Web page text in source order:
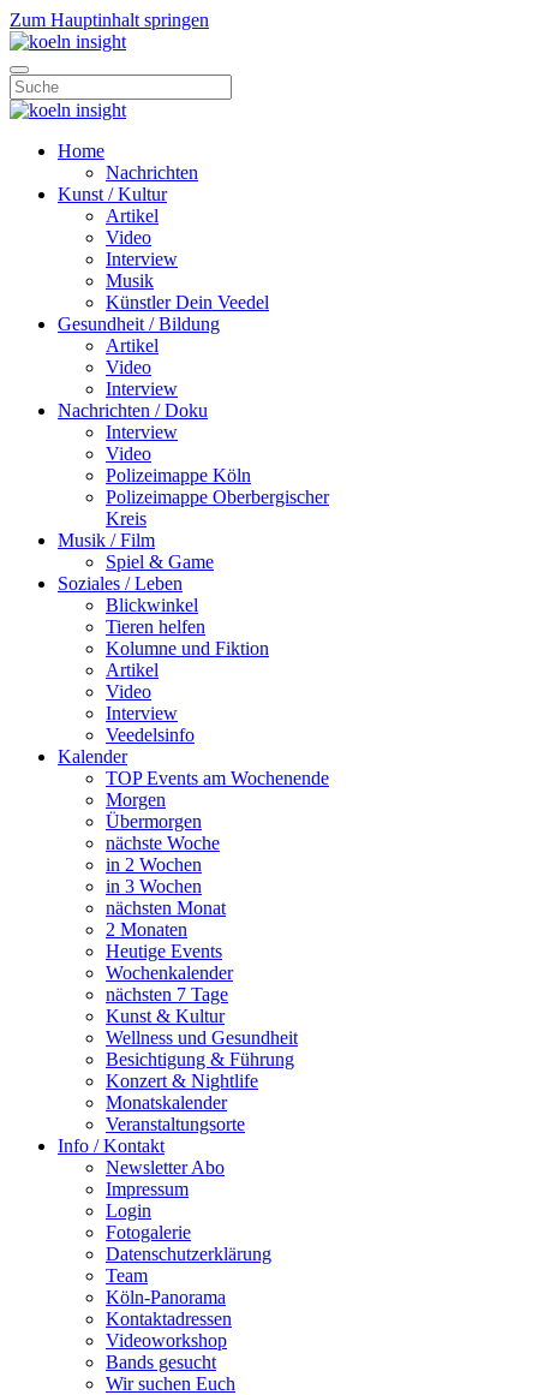
Zum Hauptinhalt springen
Home
Nachrichten
Kunst / Kultur
Artikel
Video
Interview
Musik
Künstler Dein Veedel
Gesundheit / Bildung
Artikel
Video
Interview
Nachrichten / Doku
Interview
Video
Polizeimappe Köln
Polizeimappe Oberbergischer
Kreis
Musik / Film
Spiel & Game
Soziales / Leben
Blickwinkel
Tieren helfen
Kolumne und Fiktion
Artikel
Video
Interview
Veedelsinfo
Kalender
TOP Events am Wochenende
Morgen
Übermorgen
nächste Woche
in 2 Wochen
in 3 Wochen
nächsten Monat
2 Monaten
Heutige Events
Wochenkalender
nächsten 7 Tage
Kunst & Kultur
Wellness und Gesundheit
Besichtigung & Führung
Konzert & Nightlife
Monatskalender
Veranstaltungsorte
Info / Kontakt
Newsletter Abo
Impressum
Login
Fotogalerie
Datenschutzerklärung
Team
Köln-Panorama
Kontaktadressen
Videoworkshop
Bands gesucht
Wir suchen Euch